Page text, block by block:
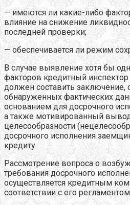
— имеются ли какие-либо
влияние на снижение
последней проверки;
— обеспечивается ли режим
В случае выявление хотя бы
факторов кредитный
должен составить
обнаруженных фактических
основанием для досрочного
а также мотивированный
целесообразности
досрочного исполнения
кредиту.
Рассмотрение вопроса о
требования досрочного
осуществляется кредитным
соответствии с его